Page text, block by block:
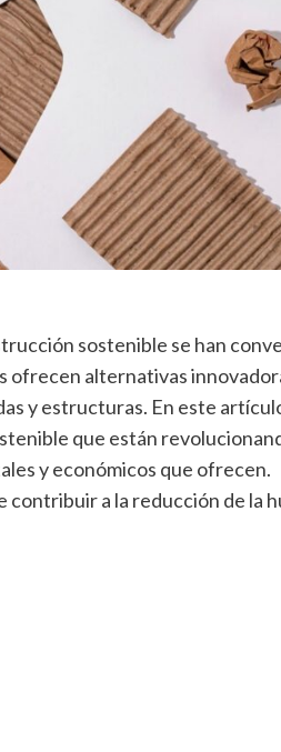
sostenible se han
ofrecen alternativas
y estructuras. En este
que están
y económicos que ofrecen.
a la reducción de la